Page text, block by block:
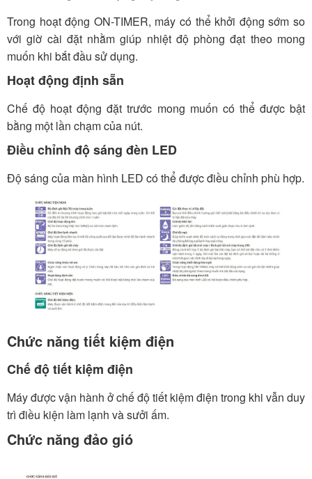
Trong hoạt động ON-TIMER, máy có thể khởi động sớm so
với giờ cài đặt nhằm giúp nhiệt độ phòng đạt theo mong
muốn khi bắt đầu sử dụng.
Hoạt động định sẵn
Chế độ hoạt động đặt trước mong muốn có thể được bật
bằng một lần chạm của nút.
Điều chỉnh độ sáng đèn LED
Độ sáng của màn hình LED có thể được điều chỉnh phù hợp.
Chức năng tiết kiệm điện
Chế độ tiết kiệm điện
Máy được vận hành ở chế độ tiết kiệm điện trong khi vẫn duy
trì điều kiện làm lạnh và sưởi ấm.
Chức năng đảo gió